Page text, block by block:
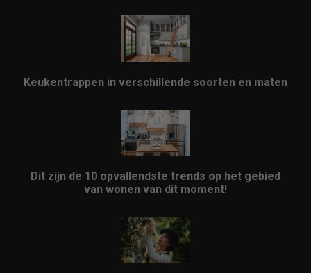
Keukentrappen in verschillende soorten en maten
Dit zijn de 10 opvallendste trends op het gebied
van wonen van dit moment!